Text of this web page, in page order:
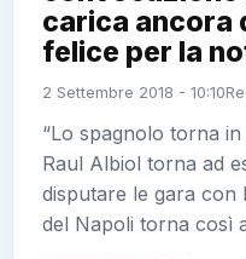
carica ancora
felice per la
2 Settembre 2018 - 10:10
“Lo spagnolo torna
Raul Albiol torna ad
disputare le gara con
del Napoli torna così